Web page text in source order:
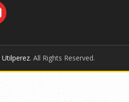
Utilperez. All Rights Reserved.